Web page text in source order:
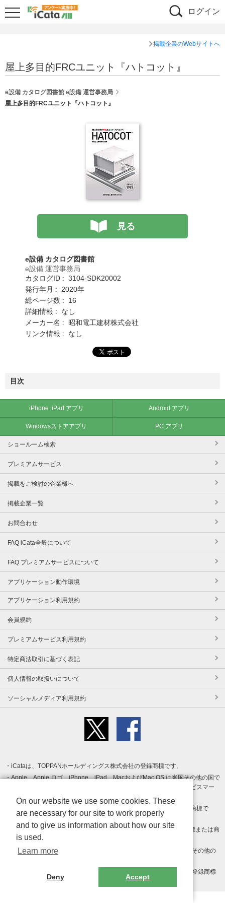
ログイン
掲載企業のWebサイトへ
屋上多目的FRCユニット『ハトコット』
e設備 カタログ図書館 e設備 運営事務局
屋上多目的FRCユニット『ハトコット』
見る
e設備 カタログ図書館
e設備 運営事務局
カタログID : 3104-SDK20002
発行年月 : 2020年
総ページ数 : 16
詳細情報 : なし
メーカー名 : 昭和電工建材株式会社
リンク情報 : なし
目次
iPhone･iPad アプリ Android アプリ
Windowsストアアプリ PC アプリ
ショールーム検索
プレミアムサービス
掲載をご検討の企業様へ
掲載企業一覧
お問合わせ
FAQ iCata全般について
FAQ プレミアムサービスについて
アプリケーション動作環境
アプリケーション利用規約
会員規約
プレミアムサービス利用規約
特定商法取引に基づく表記
個人情報の取扱いについて
ソーシャルメディア利用規約
iCataは、TOPPANホールディングス株式会社の登録商標です。
Apple、Apple ロゴ、iPhone、iPad、MacおよびMac OS は米国その他の国で
登録された Apple Inc. の商標です。App Store は Apple Inc. のサービスマー
クです。
Android、Google Play および Google Play ロゴ は Google LLC の商標で
す。
Windows は Microsoft Inc.の米国およびその他の国における登録商標または商
標です。
Adobe、Adobe Reader、Adobe PDF は、Adobe Inc.の米国およびその他の
その他、記載されている会社名、商品名、ロゴは各社の商標または登録商標
On our website we use some cookies. These
are necessary for our site to work properly
and to give us information about how our site
is used.
Learn more
Deny Accept